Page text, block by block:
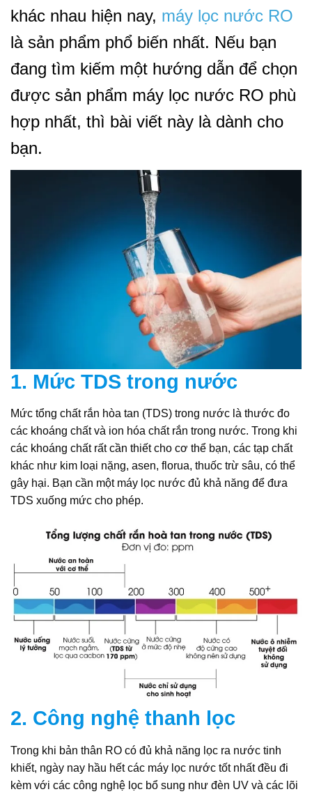
khác nhau hiện nay, máy lọc nước RO
là sản phẩm phổ biến nhất. Nếu bạn
đang tìm kiếm một hướng dẫn để chọn
được sản phẩm máy lọc nước RO phù
hợp nhất, thì bài viết này là dành cho
bạn.
1. Mức TDS trong nước
Mức tổng chất rắn hòa tan (TDS) trong nước là thước đo
các khoáng chất và ion hóa chất rắn trong nước. Trong khi
các khoáng chất rất cần thiết cho cơ thể bạn, các tạp chất
khác như kim loại nặng, asen, florua, thuốc trừ sâu, có thể
gây hại. Bạn cần một máy lọc nước đủ khả năng để đưa
TDS xuống mức cho phép.
2. Công nghệ thanh lọc
Trong khi bản thân RO có đủ khả năng lọc ra nước tinh
khiết, ngày nay hầu hết các máy lọc nước tốt nhất đều đi
kèm với các công nghệ lọc bổ sung như đèn UV và các lõi